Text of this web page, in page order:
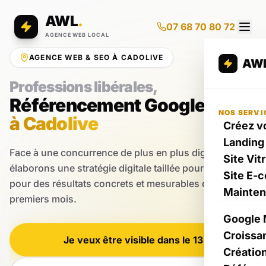
AWL.
AGENCE WEB LOCAL
07 68 70 80 72
NOS
Créez
Site
Site E-
Google
AGENCE WEB & SEO À CADOLIVE
Professions libérales,
Référencement Google
à Cadolive
Face à une concurrence de plus en plus digitale, nous
élaborons une stratégie digitale taillée pour votre zone
pour des résultats concrets et mesurables dès les
premiers mois.
Je veux être visible dans le 13